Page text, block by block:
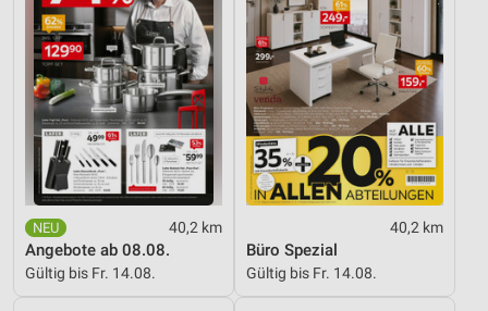
40,2 km
Angebote ab 08.08.
Gültig bis Fr. 14.08.
40,2 km
Büro Spezial
Gültig bis Fr. 14.08.